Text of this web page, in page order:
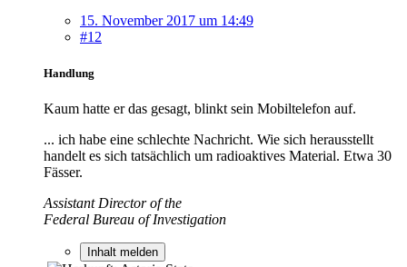
15. November 2017 um 14:49
#12
Handlung
Kaum hatte er das gesagt, blinkt sein Mobiltelefon auf.
... ich habe eine schlechte Nachricht. Wie sich herausstellt
handelt es sich tatsächlich um radioaktives Material. Etwa 30
Fässer.
Assistant Director of the
Federal Bureau of Investigation
Inhalt melden